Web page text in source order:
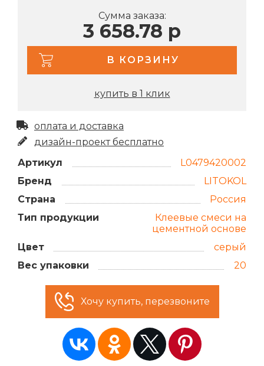
Сумма заказа:
3 658.78 р
В КОРЗИНУ
купить в 1 клик
оплата и доставка
дизайн-проект бесплатно
Артикул
L0479420002
Бренд
LITOKOL
Страна
Россия
Тип продукции
Клеевые смеси на
цементной основе
Цвет
серый
Вес упаковки
20
Хочу купить, перезвоните